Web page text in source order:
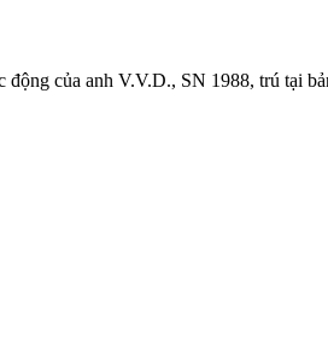
của anh V.V.D., SN 1988, trú tại